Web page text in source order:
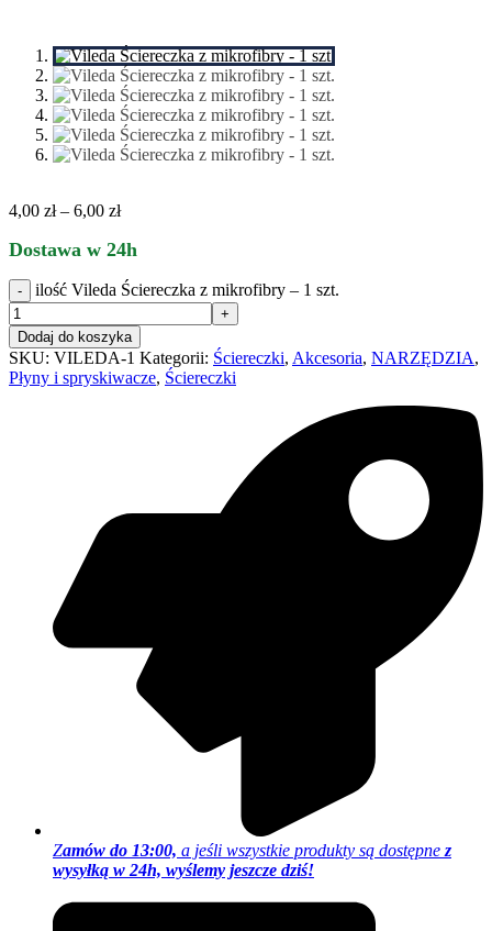
4,00 zł – 6,00 zł
Dostawa w 24h
ilość Vileda Ściereczka z mikrofibry – 1 szt.
Dodaj do koszyka
SKU: VILEDA-1 Kategorii: Ściereczki, Akcesoria, NARZĘDZIA,
Płyny i spryskiwacze, Ściereczki
Zamów do 13:00, a jeśli wszystkie produkty są dostępne z
wysyłką w 24h, wyślemy jeszcze dziś!